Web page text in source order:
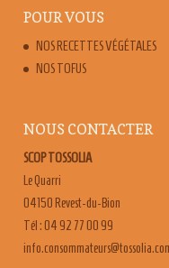
POUR VOUS
NOS RECETTES VÉGÉTALES
NOS TOFUS
NOUS CONTACTER
SCOP TOSSOLIA
Le Quarri
04150 Revest-du-Bion
Tél : 04 92 77 00 99